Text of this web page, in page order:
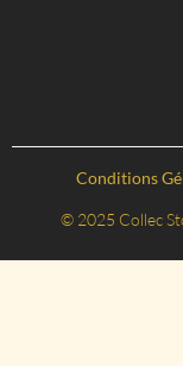
Conditions
© 2025 Collec